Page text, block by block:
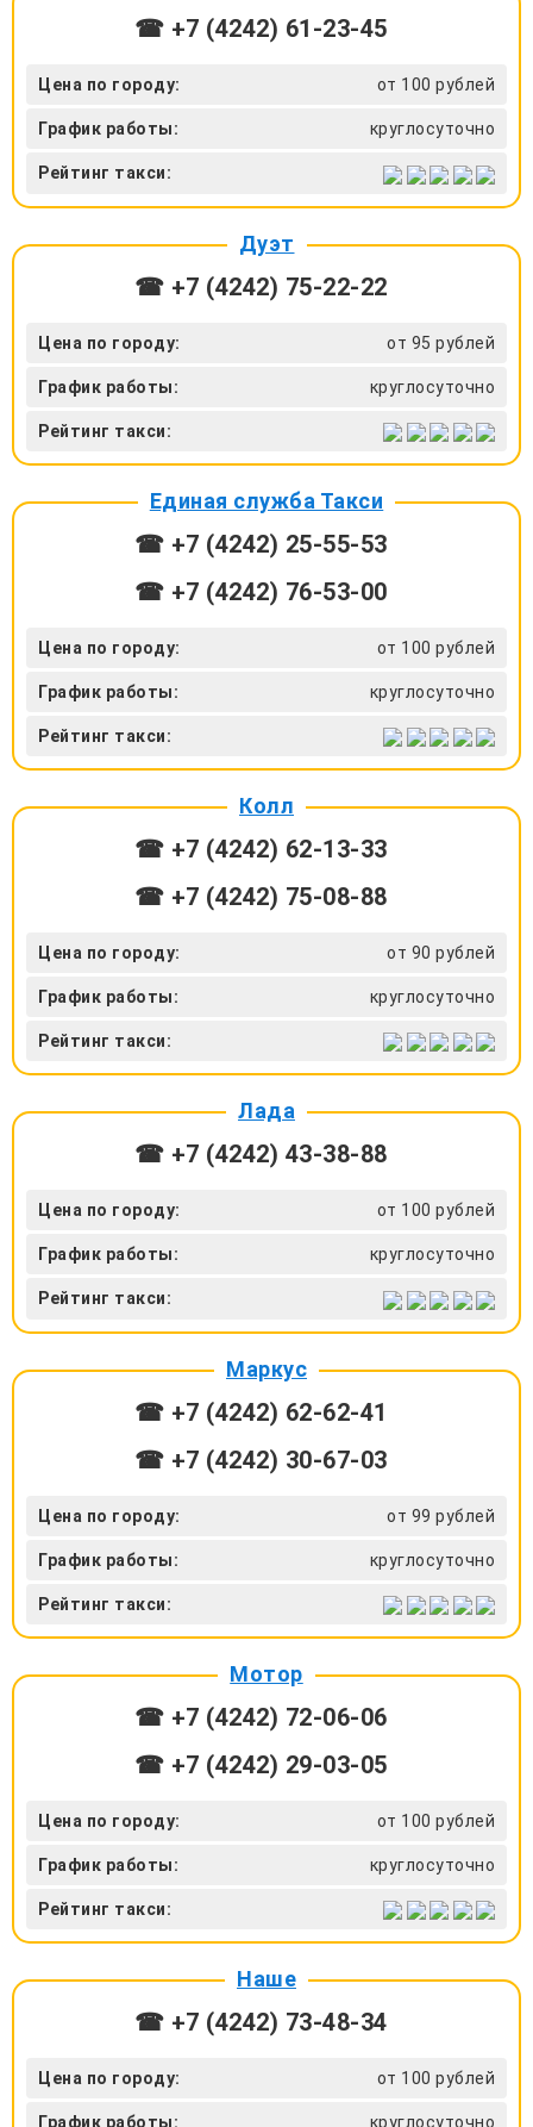
☎ +7 (4242) 61‑23-45
Цена по городу: от 100 рублей
График работы: круглосуточно
Рейтинг такси:
Дуэт
☎ +7 (4242) 75‑22-22
Цена по городу: от 95 рублей
График работы: круглосуточно
Рейтинг такси:
Единая служба Такси
☎ +7 (4242) 25-55-53
☎ +7 (4242) 76-53-00
Цена по городу: от 100 рублей
График работы: круглосуточно
Рейтинг такси:
Колл
☎ +7 (4242) 62‑13-33
☎ +7 (4242) 75‑08-88
Цена по городу: от 90 рублей
График работы: круглосуточно
Рейтинг такси:
Лада
☎ +7 (4242) 43‑38-88
Цена по городу: от 100 рублей
График работы: круглосуточно
Рейтинг такси:
Маркус
☎ +7 (4242) 62-62-41
☎ +7 (4242) 30-67-03
Цена по городу: от 99 рублей
График работы: круглосуточно
Рейтинг такси:
Мотор
☎ +7 (4242) 72-06-06
☎ +7 (4242) 29-03-05
Цена по городу: от 100 рублей
График работы: круглосуточно
Рейтинг такси:
Наше
☎ +7 (4242) 73-48-34
Цена по городу: от 100 рублей
График работы: круглосуточно